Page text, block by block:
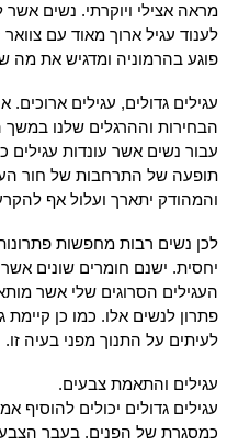
מראה אצילי ויוקרתי. נשים אשר
לענוד עגיל ארוך מאוד עם
פוגע בהרמוניה ומדגיש את מה
עגילים גדולים, עגילים
הבחירות וההרגלים שלנו במשך
עבור נשים אשר עונדות
תופעה של התרחבות של חור
והמהודק יתארך ועלול אף
לכן נשים רבות מחפשות
יחסית. ישנם חומרים שונים
העגילים הסרוגים שלי אשר
פתרון לנשים אלו. כמו כן
לעיתים על התנוך מפני בעיה זו.
עגילים והתאמת צבעים.
עגילים גדולים יכולים
כמסגרת של הפנים. בעבר